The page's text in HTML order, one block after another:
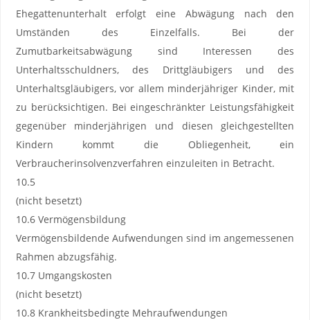
Ehegattenunterhalt erfolgt eine Abwägung nach den
Umständen des Einzelfalls. Bei der
Zumutbarkeitsabwägung sind Interessen des
Unterhaltsschuldners, des Drittgläubigers und des
Unterhaltsgläubigers, vor allem minderjähriger Kinder, mit
zu berücksichtigen. Bei eingeschränkter Leistungsfähigkeit
gegenüber minderjährigen und diesen gleichgestellten
Kindern kommt die Obliegenheit, ein
Verbraucherinsolvenzverfahren einzuleiten in Betracht.
10.5
(nicht besetzt)
10.6 Vermögensbildung
Vermögensbildende Aufwendungen sind im angemessenen
Rahmen abzugsfähig.
10.7 Umgangskosten
(nicht besetzt)
10.8 Krankheitsbedingte Mehraufwendungen